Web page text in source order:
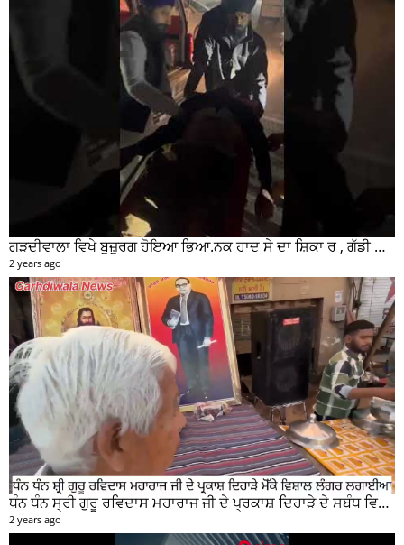
ਗੜਦੀਵਾਲਾ ਵਿਖੇ ਬੁਜ਼ੁਰਗ ਹੋਇਆ ਭਿਆ.ਨਕ ਹਾਦ ਸੇ ਦਾ ਸ਼ਿਕਾ ਰ , ਗੱਡੀ ਸਵਾਰ ਮੌਕੇ ਤੋ ਫਰਾਰ
2 years ago
ਧੰਨ ਧੰਨ ਸ੍ਰੀ ਗੁਰੂ ਰਵਿਦਾਸ ਮਹਾਰਾਜ ਜੀ ਦੇ ਪ੍ਰਕਾਸ਼ ਦਿਹਾੜੇ ਦੇ ਸਬੰਧ ਵਿਚ ਮੇਨ ਰੋੜ ਵਿਖੇ ਲਾਗਾਇਆ ਵਿਸ਼ਾਲ ਲੰਗਰ
2 years ago